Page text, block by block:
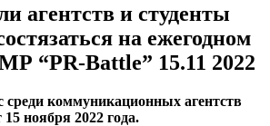
агентств и студенты
на ежегодном
“PR-Battle” 15.11 2022
коммуникационных агентств
ноября 2022 года.